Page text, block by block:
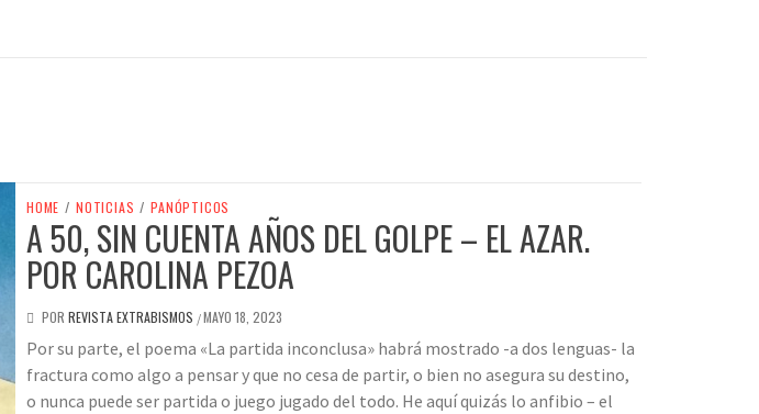
HOME / NOTICIAS / PANÓPTICOS
A 50, SIN CUENTA AÑOS DEL GOLPE – EL AZAR.
POR CAROLINA PEZOA
POR REVISTA EXTRABISMOS /MAYO 18, 2023
Por su parte, el poema «La partida inconclusa» habrá mostrado -a dos lenguas- la
fractura como algo a pensar y que no cesa de partir, o bien no asegura su destino,
o nunca puede ser partida o juego jugado del todo. He aquí quizás lo anfibio – el